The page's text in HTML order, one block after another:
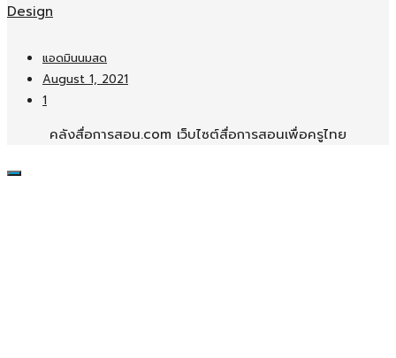
Design
แอดมินนมสด
August 1, 2021
1
คลังสื่อการสอน.com เว็บไซต์สื่อการสอนเพื่อครูไทย